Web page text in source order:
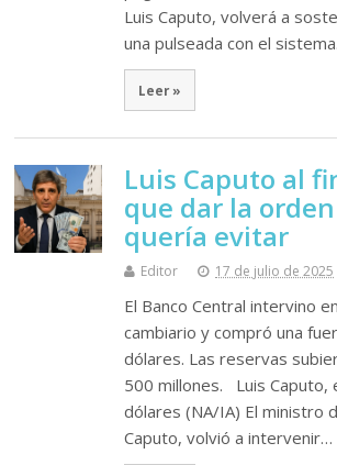
Luis Caputo, volverá a
una pulseada con el
Leer »
Luis Caputo al
que dar la
quería evitar
Editor 17 de julio de 2025
El Banco Central intervino
cambiario y compró una
dólares. Las reservas
500 millones. Luis Caputo,
dólares (NA/IA) El ministro
Caputo, volvió a intervenir…